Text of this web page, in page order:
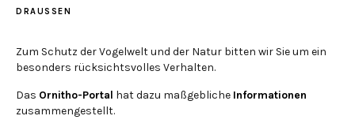
DRAUSSEN
Zum Schutz der Vogelwelt und der Natur bitten wir Sie um ein
besonders rücksichtsvolles Verhalten.
Das Ornitho-Portal hat dazu maßgebliche Informationen
zusammengestellt.